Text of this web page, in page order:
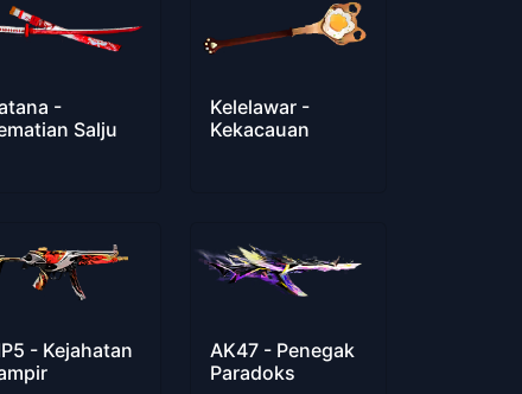
-
Salju
Kelelawar -
Kekacauan
- Kejahatan
AK47 - Penegak
Paradoks